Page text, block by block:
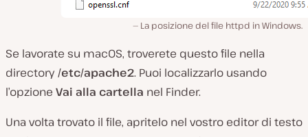
La posizione del file httpd in Windows.
Se lavorate su macOS, troverete questo file nella
directory/etc/apache2. Puoi localizzarlo usando
l’opzione Vai alla cartella nel Finder.
Una volta trovato il file, apritelo nel vostro editor di testo